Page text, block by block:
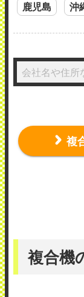
鹿児島 沖
複
複合機